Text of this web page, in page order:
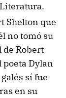
Shelton que
no tomó su
Robert
Dylan
sí fue
en su